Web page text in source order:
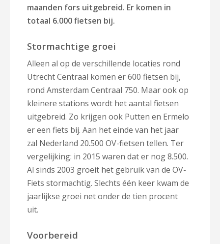
maanden fors uitgebreid. Er komen in
totaal 6.000 fietsen bij.
Stormachtige groei
Alleen al op de verschillende locaties rond
Utrecht Centraal komen er 600 fietsen bij,
rond Amsterdam Centraal 750. Maar ook op
kleinere stations wordt het aantal fietsen
uitgebreid. Zo krijgen ook Putten en Ermelo
er een fiets bij. Aan het einde van het jaar
zal Nederland 20.500 OV-fietsen tellen. Ter
vergelijking: in 2015 waren dat er nog 8.500.
Al sinds 2003 groeit het gebruik van de OV-
Fiets stormachtig. Slechts één keer kwam de
jaarlijkse groei net onder de tien procent
uit.
Voorbereid